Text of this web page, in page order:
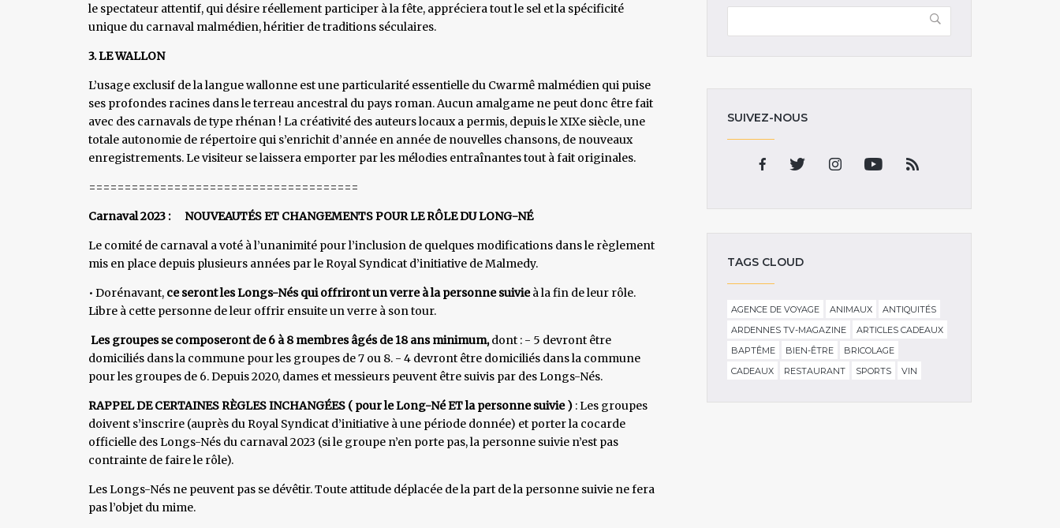
le spectateur attentif, qui désire réellement participer à la fête, appréciera tout le sel et la spécificité
unique du carnaval malmédien, héritier de traditions séculaires.
3. LE WALLON
L’usage exclusif de la langue wallonne est une particularité essentielle du Cwarmê malmédien qui puise
ses profondes racines dans le terreau ancestral du pays roman. Aucun amalgame ne peut donc être fait
avec des carnavals de type rhénan ! La créativité des auteurs locaux a permis, depuis le XIXe siècle, une
totale autonomie de répertoire qui s’enrichit d’année en année de nouvelles chansons, de nouveaux
enregistrements. Le visiteur se laissera emporter par les mélodies entraînantes tout à fait originales.
======================================
Carnaval 2023 : NOUVEAUTÉS ET CHANGEMENTS POUR LE RÔLE DU LONG-NÉ
Le comité de carnaval a voté à l’unanimité pour l’inclusion de quelques modifications dans le règlement
mis en place depuis plusieurs années par le Royal Syndicat d’initiative de Malmedy.
• Dorénavant, ce seront les Longs-Nés qui offriront un verre à la personne suivieà la fin de leur rôle.
Libre à cette personne de leur offrir ensuite un verre à son tour.
Les groupes se composeront de 6 à 8 membres âgés de 18 ans minimum,dont : - 5 devront être
domiciliés dans la commune pour les groupes de 7 ou 8. - 4 devront être domiciliés dans la commune
pour les groupes de 6. Depuis 2020, dames et messieurs peuvent être suivis par des Longs-Nés.
RAPPEL DE CERTAINES RÈGLES INCHANGÉES ( pour le Long-Né ET la personne suivie ) : Les groupes
doivent s’inscrire (auprès du Royal Syndicat d’initiative à une période donnée) et porter la cocarde
officielle des Longs-Nés du carnaval 2023 (si le groupe n’en porte pas, la personne suivie n’est pas
contrainte de faire le rôle).
Les Longs-Nés ne peuvent pas se dévêtir. Toute attitude déplacée de la part de la personne suivie ne fera
pas l’objet du mime.
SUIVEZ-NOUS
TAGS CLOUD
AGENCE DE VOYAGE ANIMAUX
ANTIQUITÉS
ARDENNES TV-MAGAZINE
ARTICLES CADEAUX
BAPTÊME
BIEN-ÊTRE
BRICOLAGE
CADEAUX
RESTAURANT SPORTS VIN